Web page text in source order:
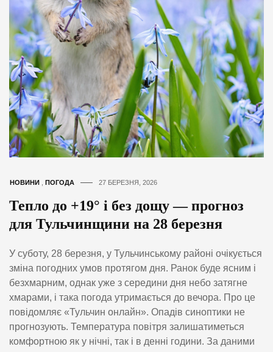
НОВИНИ ПОГОДА 27 БЕРЕЗНЯ, 2026
Тепло до +19° і без дощу — прогноз
для Тульчинщини на 28 березня
У суботу, 28 березня, у Тульчинському районі очікується
зміна погодних умов протягом дня. Ранок буде ясним і
безхмарним, однак уже з середини дня небо затягне
хмарами, і така погода утримається до вечора. Про це
повідомляє «Тульчин онлайн». Опадів синоптики не
прогнозують. Температура повітря залишатиметься
комфортною як у нічні, так і в денні години. За даними